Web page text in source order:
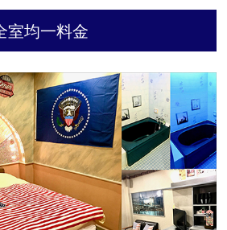
均一料金